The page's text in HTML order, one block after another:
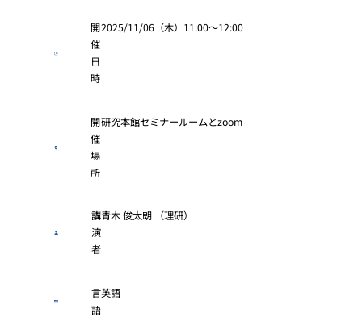
開
催
日
時
2025/11/06（木）11:00〜12:00
開
催
場
所
研究本館セミナールームとzoom
講
演
者
青木 俊太朗 （理研）
言
語
英語